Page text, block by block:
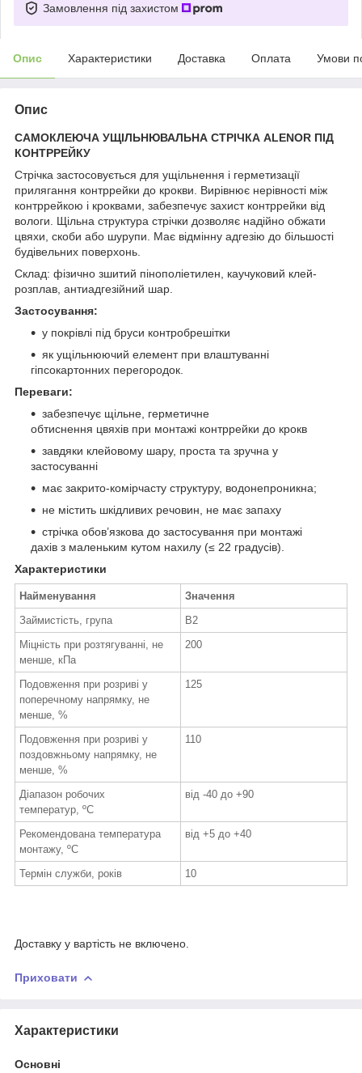
Замовлення під захистом
Опис Характеристики Доставка Оплата Умови
Опис
САМОКЛЕЮЧА УЩІЛЬНЮВАЛЬНА СТРІЧКА ALENOR ПІД
КОНТРРЕЙКУ
Стрічка застосовується для ущільнення і герметизації
прилягання контррейки до крокви. Вирівнює нерівності між
контррейкою і кроквами, забезпечує захист контррейки від
вологи. Щільна структура стрічки дозволяє надійно обжати
цвяхи, скоби або шурупи. Має відмінну адгезію до більшості
будівельних поверхонь.
Склад: фізично зшитий пінополіетилен, каучуковий клей-
розплав, антиадгезійний шар.
Застосування:
у покрівлі під бруси контробрешітки
як ущільнюючий елемент при влаштуванні
гіпсокартонних перегородок.
Переваги:
забезпечує щільне, герметичне
обтиснення цвяхів при монтажі контррейки до крокв
завдяки клейовому шару, проста та зручна у
застосуванні
має закрито-комірчасту структуру, водонепроникна;
не містить шкідливих речовин, не має запаху
стрічка обов’язкова до застосування при монтажі
дахів з маленьким кутом нахилу (≤ 22 градусів).
Характеристики
Найменування
Значення
Займистість, група
В2
Міцність при розтягуванні, не
менше, кПа
200
Подовження при розриві у
поперечному напрямку, не
менше, %
125
Подовження при розриві у
поздовжньому напрямку, не
менше, %
110
Діапазон робочих
температур, ºС
від -40 до +90
Рекомендована температура
монтажу, ºС
від +5 до +40
Термін служби, років 10
Доставку у вартість не включено.
Приховати
Характеристики
Основні